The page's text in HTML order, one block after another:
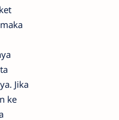
Jika
ke